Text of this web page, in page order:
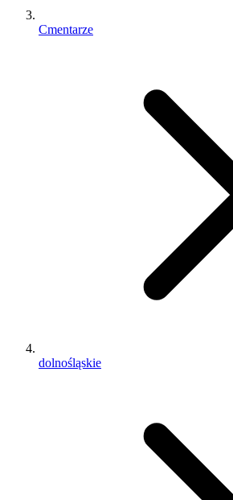
Cmentarze
dolnośląskie